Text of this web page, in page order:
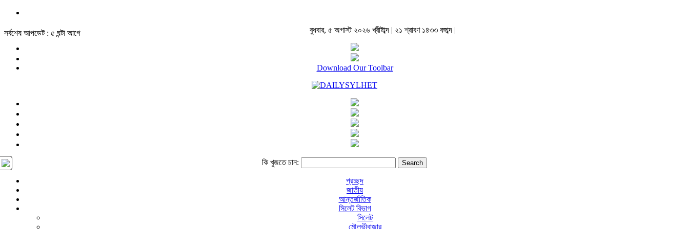
সর্বশেষ আপডেট : ৫ ঘন্টা আগে বুধবার, ৫ অগাস্ট ২০২৬ খ্রীষ্টাব্দ | ২১ শ্রাবণ ১৪৩৩ বঙ্গাব্দ |
Download Our Toolbar
কি খুজতে চান:
প্রচ্ছদ
জাতীয়
আন্তর্জাতিক
সিলেট বিভাগ
সিলেট
মৌলভীবাজার